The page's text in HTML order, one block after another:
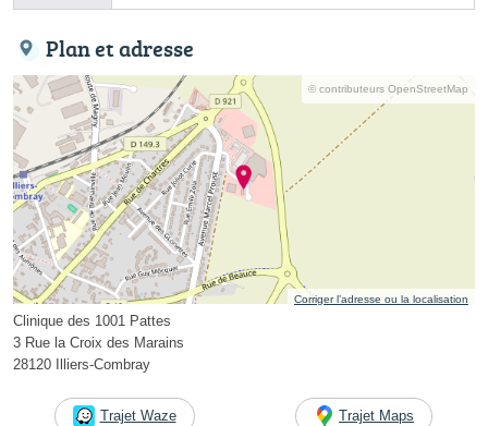
Plan et adresse
© contributeurs OpenStreetMap
Corriger l’adresse ou la localisation
Clinique des 1001 Pattes
3 Rue la Croix des Marains
28120 Illiers-Combray
Trajet Waze Trajet Maps